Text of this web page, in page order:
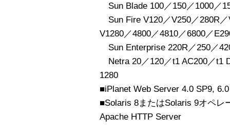
Sun Blade 100／150／1000／
Sun Fire V120／V250／280R
V1280／4800／4810／6800／
Sun Enterprise 220R／250／
Netra 20／120／t1 AC200／t1
1280
■iPlanet Web Server 4.0 SP9,
■Solaris 8またはSolaris 9オペレ
Apache HTTP Server